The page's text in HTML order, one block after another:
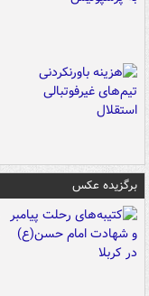
برگزیده عکس